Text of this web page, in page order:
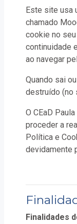
Este site usa
chamado
cookie no
continuidade
ao navegar
Quando sai
destruído (no
O CEaD
proceder a
Política e
devidamente
Finalidades